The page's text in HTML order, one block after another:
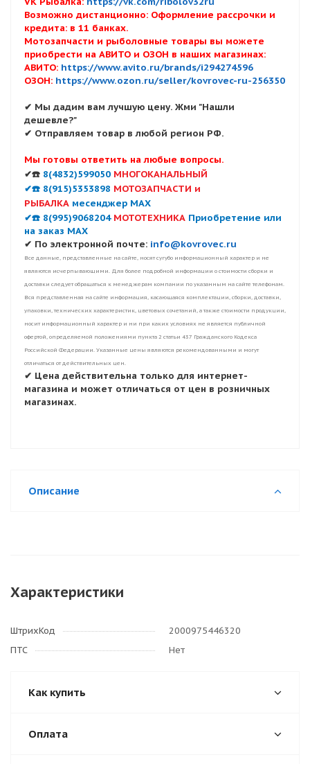
Возможно дистанционно: Оформление рассрочки и
кредита: в 11 банках.
Мотозапчасти и рыболовные товары вы можете
приобрести на АВИТО и ОЗОН в наших магазинах:
АВИТО: https://www.avito.ru/brands/i294274596
ОЗОН: https://www.ozon.ru/seller/kovrovec-ru-256350
✔ Мы дадим вам лучшую цену. Жми "Нашли
дешевле?"
✔ Отправляем товар в любой регион РФ.
Мы готовы ответить на любые вопросы.
✔☎️ 8(4832)599050 МНОГОКАНАЛЬНЫЙ
✔☎️ 8(915)5353898 МОТОЗАПЧАСТИ и
РЫБАЛКА месенджер MAX
✔☎️ 8(995)9068204 МОТОТЕХНИКА Приобретение или
на заказ MAX
✔ По электронной почте: info@kovrovec.ru
Все данные, представленные на сайте, носят сугубо информационный характер и не
являются исчерпывающими. Для более подробной информации о стоимости сборки и
доставки следует обращаться к менеджерам компании по указанным на сайте телефонам.
Вся представленная на сайте информация, касающаяся комплектации, сборки, доставки,
упаковки, технических характеристик, цветовых сочетаний, а также стоимости продукции,
носит информационный характер и ни при каких условиях не является публичной
офертой, определяемой положениями пункта 2 статьи 437 Гражданского Кодекса
Российской Федерации. Указанные цены являются рекомендованными и могут
отличаться от действительных цен.
✔ Цена действительна только для интернет-
магазина и может отличаться от цен в розничных
магазинах.
Описание
Характеристики
ШтрихКод
2000975446320
ПТС
Нет
Как купить
Оплата